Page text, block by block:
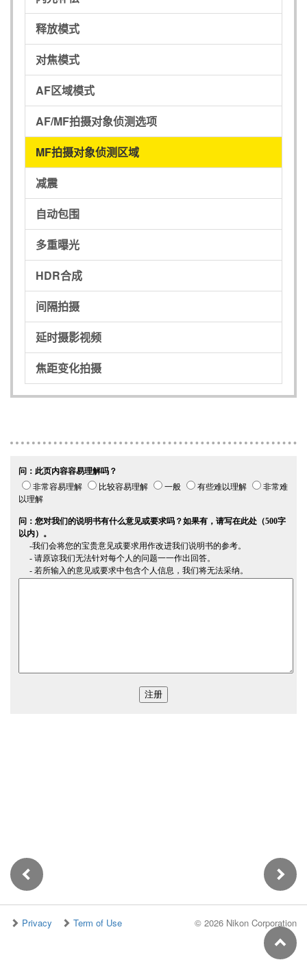
释放模式
对焦模式
AF区域模式
AF/MF拍摄对象侦测选项
MF拍摄对象侦测区域
减震
自动包围
多重曝光
HDR合成
间隔拍摄
延时摄影视频
焦距变化拍摄
Privacy Term of Use © 2026 Nikon Corporation